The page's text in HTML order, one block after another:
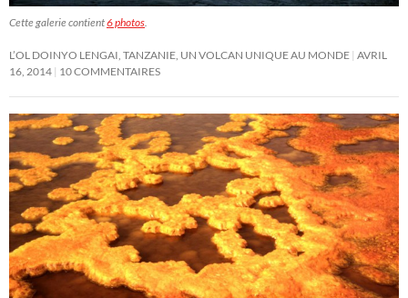
Cette galerie contient6 photos
L’OL DOINYO LENGAI, TANZANIE, UN VOLCAN UNIQUE AU MONDE AVRIL
16, 2014 10 COMMENTAIRES